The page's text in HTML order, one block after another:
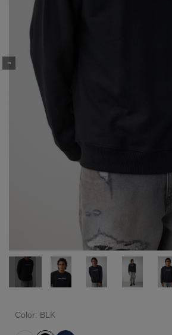
Color: BLK